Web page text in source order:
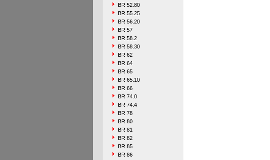
BR 52.80
BR 55.25
BR 56.20
BR 57
BR 58.2
BR 58.30
BR 62
BR 64
BR 65
BR 65.10
BR 66
BR 74.0
BR 74.4
BR 78
BR 80
BR 81
BR 82
BR 85
BR 86